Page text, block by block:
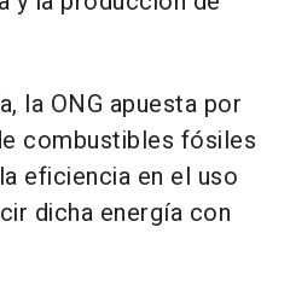
la ONG apuesta por
combustibles fósiles
eficiencia en el uso
dicha energía con